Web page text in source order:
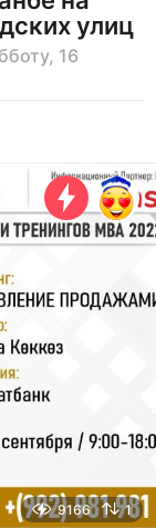
улиц
16
9166 1